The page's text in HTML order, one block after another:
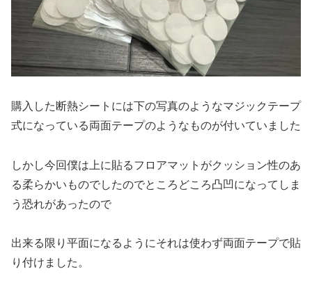
購入した断熱シートには下の写真のようなマジックテープ
式になっている両面テープのようなものが付いていました
しかし今回僕は上に貼るフロアマットがクッション性のあ
る柔らかいものでしたのでところどころ凸凹になってしま
う恐れがあったので
出来る限り平面になるようにそれは使わず両面テープで貼
り付けました。